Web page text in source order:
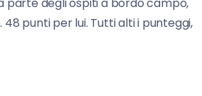
parte degli ospiti a bordo campo,
48 punti per lui. Tutti alti i punteggi,